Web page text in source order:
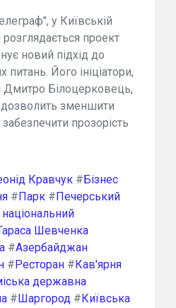
у Київській
розглядається проект
новий підхід до
Його ініціатори,
Дмитро Білоцерковець,
зменшити
прозорість
Кравчук # Бізнес
# Парк # Печерський
Шевченка
#Азербайджан
# Ресторан # Кав'ярня
державна
# Шаргород # Київська